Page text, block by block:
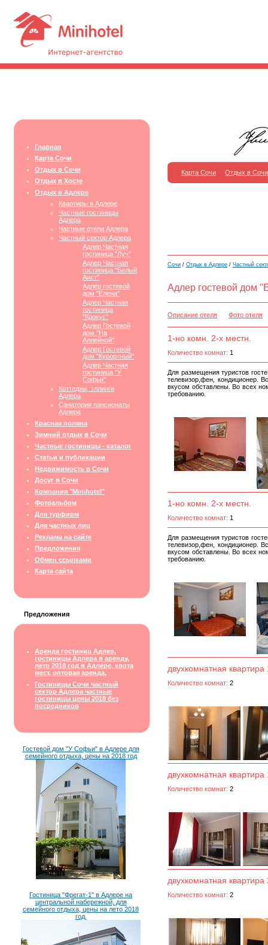
Главная
Карта Сочи
Отдых в Сочи
Отдых в Хосте
Отдых в Адлере
Квартиры в Адлере
Частные гостиницы
Адлера
Частные отели Адлера
Частный сектор Адлера
Адлер Частная
гостиница "Луч"
Адлер Частная
гостиница "Белый
Аист"
Адлер гостевой
дом "Елена"
Адлер Частная
гостиница
"Крокус"
Адлер Гостевой
дом "На
Аллейной"
Адлер Гостевой
дом "Курортный"
Адлер Частная
гостиница "У
Софьи"
Коттеджи, эллинги
Адлера
Санатории пансионаты
Адлера
Красная поляна
Зимний отдых в Сочи
Частные гостиницы - каталог
Статьи и публикации
Недвижимость в Сочи
Досуг в Сочи
Компания "Minihotel"
Фотоальбом
Для турфирм
Для частных лиц
Реклама на сайте
Предложения
Обмен ссылками
Карта сайта
Предложения
Аренда гостиниц Адлер,
гостиницы Адлера в аренду,
лето 2018 год в Адлере, квота
мест, оптовая аренда,
Гостиницы Сочи частный
сектор Адлера частные
гостиницы цены 2018 без
посредников
Гостевой дом "У Софьи" в Адлере для
семейного отдыха, цены на 2018 год
Гостиница "Фрегат-1" в Адлере на
центральной набережной, для
семейного отдыха, цены на лето 2018
год.
Карта Сочи Отдых в Сочи
Сочи / Отдых в Адлере / Частный
Адлер гостевой дом
Описание отеля Фото отеля
1-но комн. 2-х местн.
Количество комнат: 1
Для размещения туристов
телевизор,фен, кондиционер.
вкусом обставлены. Во всех
требованию.
1-но комн. 2-х местн.
Количество комнат: 1
Для размещения туристов
телевизор,фен, кондиционер.
вкусом обставлены. Во всех
требованию.
двухкомнатная квартира
Количество комнат: 2
двухкомнатная квартира
Количество комнат: 2
двухкомнатная квартира
Количество комнат: 2